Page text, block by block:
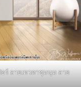
ร์ ลายเทวดาชุมนุม ลาย